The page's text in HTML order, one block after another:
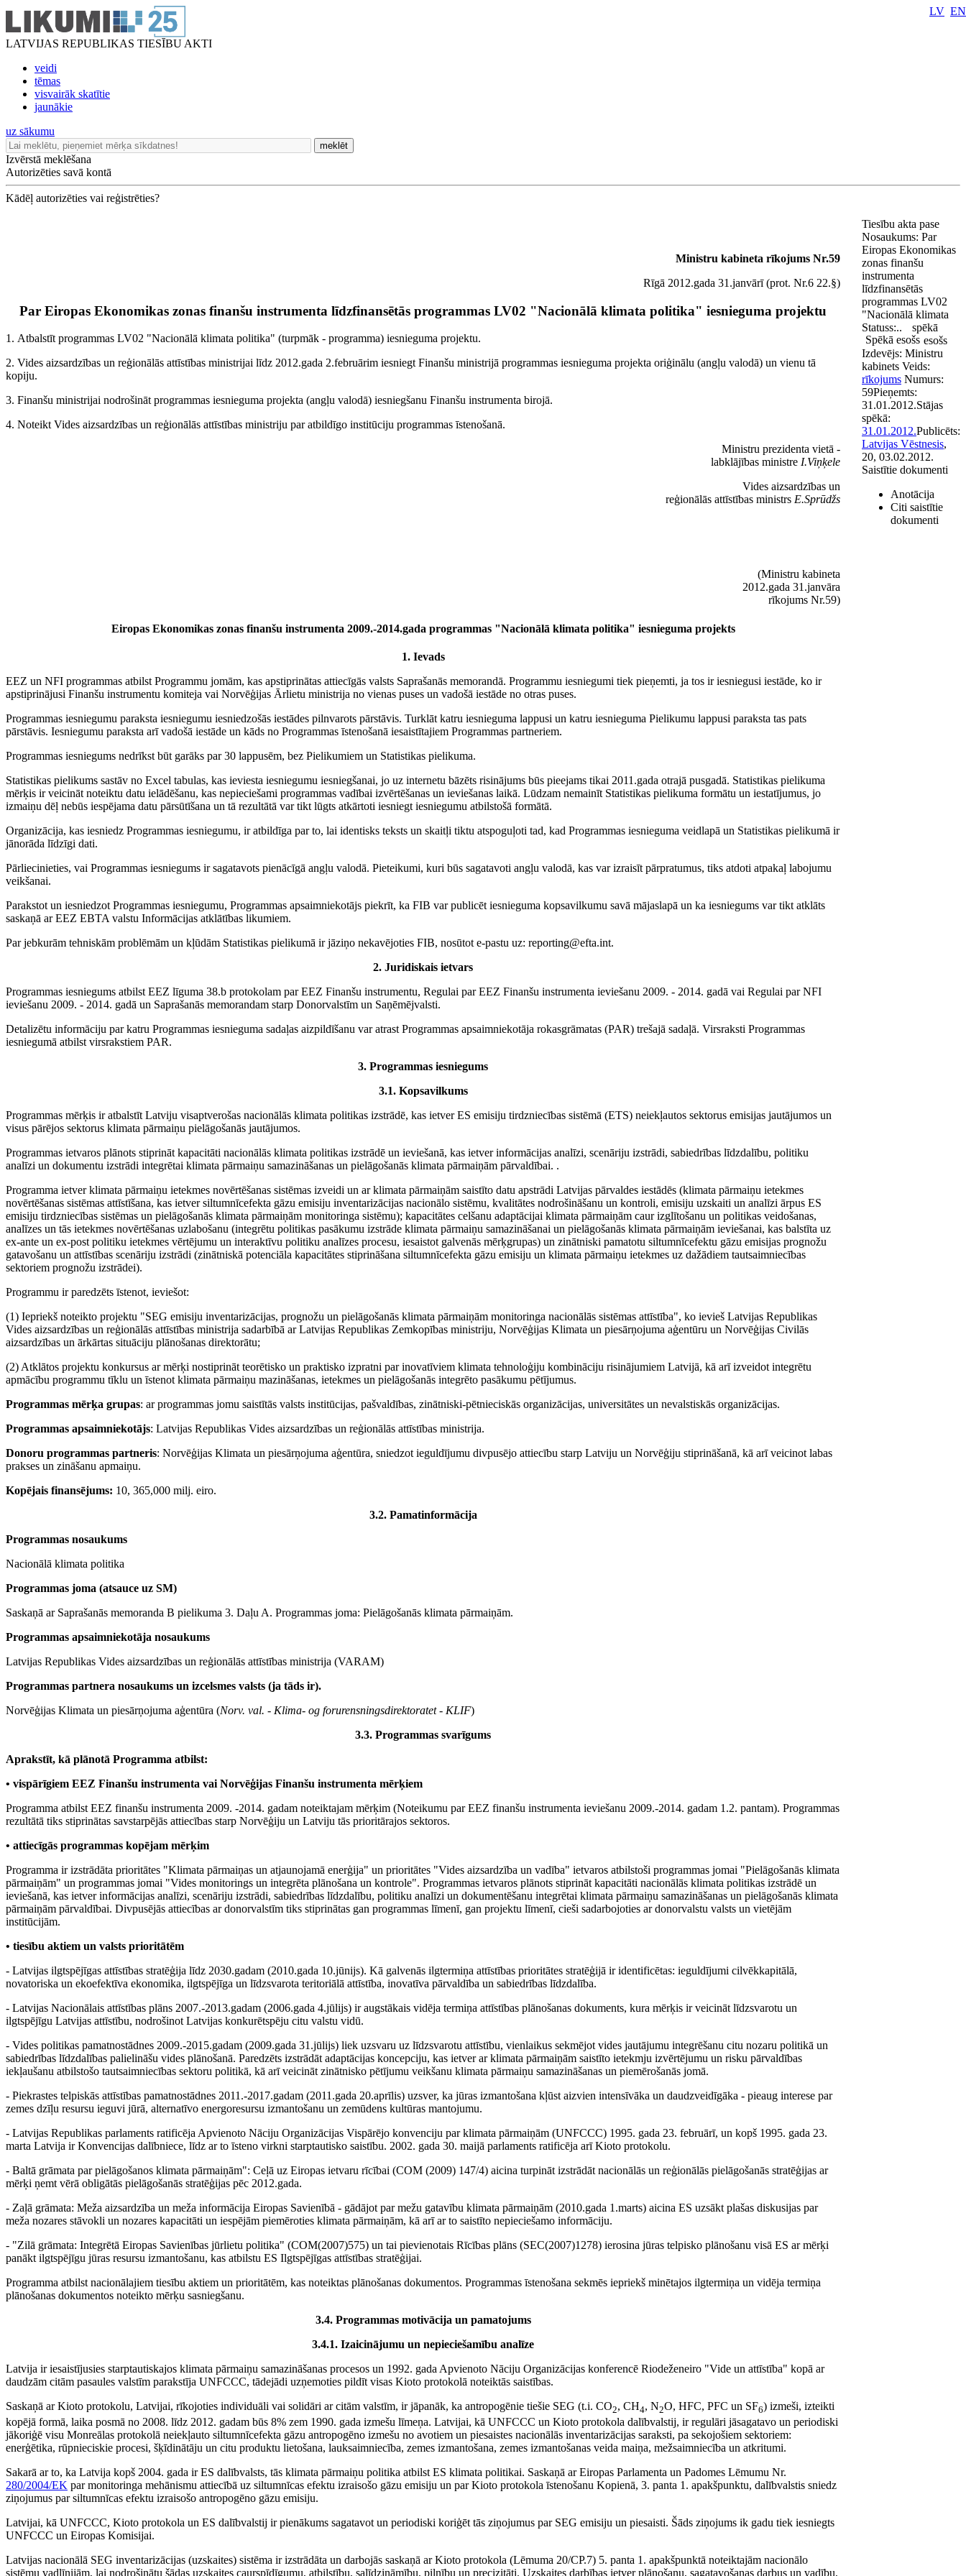
LATVIJAS REPUBLIKAS TIESĪBU AKTI
veidi
tēmas
visvairāk skatītie
jaunākie
LV EN
uz sākumu
meklēt
Izvērstā meklēšana
Autorizēties savā kontā
Kādēļ autorizēties vai reģistrēties?
Ministru kabineta rīkojums Nr.59
Rīgā 2012.gada 31.janvārī (prot. Nr.6 22.§)
Par Eiropas Ekonomikas zonas finanšu instrumenta līdzfinansētās programmas LV02 "Nacionālā klimata politika" iesnieguma projektu
1. Atbalstīt programmas LV02 "Nacionālā klimata politika" (turpmāk - programma) iesnieguma projektu.
2. Vides aizsardzības un reģionālās attīstības ministrijai līdz 2012.gada 2.februārim iesniegt Finanšu ministrijā programmas iesnieguma projekta oriģinālu (angļu valodā) un vienu tā
kopiju.
3. Finanšu ministrijai nodrošināt programmas iesnieguma projekta (angļu valodā) iesniegšanu Finanšu instrumenta birojā.
4. Noteikt Vides aizsardzības un reģionālās attīstības ministriju par atbildīgo institūciju programmas īstenošanā.
Ministru prezidenta vietā -
labklājības ministre I.Viņķele
Vides aizsardzības un
reģionālās attīstības ministrs E.Sprūdžs
(Ministru kabineta
2012.gada 31.janvāra
rīkojums Nr.59)
Eiropas Ekonomikas zonas finanšu instrumenta 2009.-2014.gada programmas "Nacionālā klimata politika" iesnieguma projekts
1. Ievads
EEZ un NFI programmas atbilst Programmu jomām, kas apstiprinātas attiecīgās valsts Saprašanās memorandā. Programmu iesniegumi tiek pieņemti, ja tos ir iesniegusi iestāde, ko ir
apstiprinājusi Finanšu instrumentu komiteja vai Norvēģijas Ārlietu ministrija no vienas puses un vadošā iestāde no otras puses.
Programmas iesniegumu paraksta iesniegumu iesniedzošās iestādes pilnvarots pārstāvis. Turklāt katru iesnieguma lappusi un katru iesnieguma Pielikumu lappusi paraksta tas pats
pārstāvis. Iesniegumu paraksta arī vadošā iestāde un kāds no Programmas īstenošanā iesaistītajiem Programmas partneriem.
Programmas iesniegums nedrīkst būt garāks par 30 lappusēm, bez Pielikumiem un Statistikas pielikuma.
Statistikas pielikums sastāv no Excel tabulas, kas ieviesta iesniegumu iesniegšanai, jo uz internetu bāzēts risinājums būs pieejams tikai 2011.gada otrajā pusgadā. Statistikas pielikuma
mērķis ir veicināt noteiktu datu ielādēšanu, kas nepieciešami programmas vadībai izvērtēšanas un ieviešanas laikā. Lūdzam nemainīt Statistikas pielikuma formātu un iestatījumus, jo
izmaiņu dēļ nebūs iespējama datu pārsūtīšana un tā rezultātā var tikt lūgts atkārtoti iesniegt iesniegumu atbilstošā formātā.
Organizācija, kas iesniedz Programmas iesniegumu, ir atbildīga par to, lai identisks teksts un skaitļi tiktu atspoguļoti tad, kad Programmas iesnieguma veidlapā un Statistikas pielikumā ir
jānorāda līdzīgi dati.
Pārliecinieties, vai Programmas iesniegums ir sagatavots pienācīgā angļu valodā. Pieteikumi, kuri būs sagatavoti angļu valodā, kas var izraisīt pārpratumus, tiks atdoti atpakaļ labojumu
veikšanai.
Parakstot un iesniedzot Programmas iesniegumu, Programmas apsaimniekotājs piekrīt, ka FIB var publicēt iesnieguma kopsavilkumu savā mājaslapā un ka iesniegums var tikt atklāts
saskaņā ar EEZ EBTA valstu Informācijas atklātības likumiem.
Par jebkurām tehniskām problēmām un kļūdām Statistikas pielikumā ir jāziņo nekavējoties FIB, nosūtot e-pastu uz: reporting@efta.int.
2. Juridiskais ietvars
Programmas iesniegums atbilst EEZ līguma 38.b protokolam par EEZ Finanšu instrumentu, Regulai par EEZ Finanšu instrumenta ieviešanu 2009. - 2014. gadā vai Regulai par NFI
ieviešanu 2009. - 2014. gadā un Saprašanās memorandam starp Donorvalstīm un Saņēmējvalsti.
Detalizētu informāciju par katru Programmas iesnieguma sadaļas aizpildīšanu var atrast Programmas apsaimniekotāja rokasgrāmatas (PAR) trešajā sadaļā. Virsraksti Programmas
iesniegumā atbilst virsrakstiem PAR.
3. Programmas iesniegums
3.1. Kopsavilkums
Programmas mērķis ir atbalstīt Latviju visaptverošas nacionālās klimata politikas izstrādē, kas ietver ES emisiju tirdzniecības sistēmā (ETS) neiekļautos sektorus emisijas jautājumos un
visus pārējos sektorus klimata pārmaiņu pielāgošanās jautājumos.
Programmas ietvaros plānots stiprināt kapacitāti nacionālās klimata politikas izstrādē un ieviešanā, kas ietver informācijas analīzi, scenāriju izstrādi, sabiedrības līdzdalību, politiku
analīzi un dokumentu izstrādi integrētai klimata pārmaiņu samazināšanas un pielāgošanās klimata pārmaiņām pārvaldībai. .
Programma ietver klimata pārmaiņu ietekmes novērtēšanas sistēmas izveidi un ar klimata pārmaiņām saistīto datu apstrādi Latvijas pārvaldes iestādēs (klimata pārmaiņu ietekmes
novērtēšanas sistēmas attīstīšana, kas ietver siltumnīcefekta gāzu emisiju inventarizācijas nacionālo sistēmu, kvalitātes nodrošināšanu un kontroli, emisiju uzskaiti un analīzi ārpus ES
emisiju tirdzniecības sistēmas un pielāgošanās klimata pārmaiņām monitoringa sistēmu); kapacitātes celšanu adaptācijai klimata pārmaiņām caur izglītošanu un politikas veidošanas,
analīzes un tās ietekmes novērtēšanas uzlabošanu (integrētu politikas pasākumu izstrāde klimata pārmaiņu samazināšanai un pielāgošanās klimata pārmaiņām ieviešanai, kas balstīta uz
ex-ante un ex-post politiku ietekmes vērtējumu un interaktīvu politiku analīzes procesu, iesaistot galvenās mērķgrupas) un zinātniski pamatotu siltumnīcefektu gāzu emisijas prognožu
gatavošanu un attīstības scenāriju izstrādi (zinātniskā potenciāla kapacitātes stiprināšana siltumnīcefekta gāzu emisiju un klimata pārmaiņu ietekmes uz dažādiem tautsaimniecības
sektoriem prognožu izstrādei).
Programmu ir paredzēts īstenot, ieviešot:
(1) Iepriekš noteikto projektu "SEG emisiju inventarizācijas, prognožu un pielāgošanās klimata pārmaiņām monitoringa nacionālās sistēmas attīstība", ko ievieš Latvijas Republikas
Vides aizsardzības un reģionālās attīstības ministrija sadarbībā ar Latvijas Republikas Zemkopības ministriju, Norvēģijas Klimata un piesārņojuma aģentūru un Norvēģijas Civilās
aizsardzības un ārkārtas situāciju plānošanas direktorātu;
(2) Atklātos projektu konkursus ar mērķi nostiprināt teorētisko un praktisko izpratni par inovatīviem klimata tehnoloģiju kombināciju risinājumiem Latvijā, kā arī izveidot integrētu
apmācību programmu tīklu un īstenot klimata pārmaiņu mazināšanas, ietekmes un pielāgošanās integrēto pasākumu pētījumus.
Programmas mērķa grupas: ar programmas jomu saistītās valsts institūcijas, pašvaldības, zinātniski-pētnieciskās organizācijas, universitātes un nevalstiskās organizācijas.
Programmas apsaimniekotājs: Latvijas Republikas Vides aizsardzības un reģionālās attīstības ministrija.
Donoru programmas partneris: Norvēģijas Klimata un piesārņojuma aģentūra, sniedzot ieguldījumu divpusējo attiecību starp Latviju un Norvēģiju stiprināšanā, kā arī veicinot labas
prakses un zināšanu apmaiņu.
Kopējais finansējums: 10, 365,000 milj. eiro.
3.2. Pamatinformācija
Programmas nosaukums
Nacionālā klimata politika
Programmas joma (atsauce uz SM)
Saskaņā ar Saprašanās memoranda B pielikuma 3. Daļu A. Programmas joma: Pielāgošanās klimata pārmaiņām.
Programmas apsaimniekotāja nosaukums
Latvijas Republikas Vides aizsardzības un reģionālās attīstības ministrija (VARAM)
Programmas partnera nosaukums un izcelsmes valsts (ja tāds ir).
Norvēģijas Klimata un piesārņojuma aģentūra (Norv. val. - Klima- og forurensningsdirektoratet - KLIF)
3.3. Programmas svarīgums
Aprakstīt, kā plānotā Programma atbilst:
• vispārīgiem EEZ Finanšu instrumenta vai Norvēģijas Finanšu instrumenta mērķiem
Programma atbilst EEZ finanšu instrumenta 2009. -2014. gadam noteiktajam mērķim (Noteikumu par EEZ finanšu instrumenta ieviešanu 2009.-2014. gadam 1.2. pantam). Programmas
rezultātā tiks stiprinātas savstarpējās attiecības starp Norvēģiju un Latviju tās prioritārajos sektoros.
• attiecīgās programmas kopējam mērķim
Programma ir izstrādāta prioritātes "Klimata pārmaiņas un atjaunojamā enerģija" un prioritātes "Vides aizsardzība un vadība" ietvaros atbilstoši programmas jomai "Pielāgošanās klimata
pārmaiņām" un programmas jomai "Vides monitorings un integrēta plānošana un kontrole". Programmas ietvaros plānots stiprināt kapacitāti nacionālās klimata politikas izstrādē un
ieviešanā, kas ietver informācijas analīzi, scenāriju izstrādi, sabiedrības līdzdalību, politiku analīzi un dokumentēšanu integrētai klimata pārmaiņu samazināšanas un pielāgošanās klimata
pārmaiņām pārvaldībai. Divpusējās attiecības ar donorvalstīm tiks stiprinātas gan programmas līmenī, gan projektu līmenī, cieši sadarbojoties ar donorvalstu valsts un vietējām
institūcijām.
• tiesību aktiem un valsts prioritātēm
- Latvijas ilgtspējīgas attīstības stratēģija līdz 2030.gadam (2010.gada 10.jūnijs). Kā galvenās ilgtermiņa attīstības prioritātes stratēģijā ir identificētas: ieguldījumi cilvēkkapitālā,
novatoriska un ekoefektīva ekonomika, ilgtspējīga un līdzsvarota teritoriālā attīstība, inovatīva pārvaldība un sabiedrības līdzdalība.
- Latvijas Nacionālais attīstības plāns 2007.-2013.gadam (2006.gada 4.jūlijs) ir augstākais vidēja termiņa attīstības plānošanas dokuments, kura mērķis ir veicināt līdzsvarotu un
ilgtspējīgu Latvijas attīstību, nodrošinot Latvijas konkurētspēju citu valstu vidū.
- Vides politikas pamatnostādnes 2009.-2015.gadam (2009.gada 31.jūlijs) liek uzsvaru uz līdzsvarotu attīstību, vienlaikus sekmējot vides jautājumu integrēšanu citu nozaru politikā un
sabiedrības līdzdalības palielināšu vides plānošanā. Paredzēts izstrādāt adaptācijas koncepciju, kas ietver ar klimata pārmaiņām saistīto ietekmju izvērtējumu un risku pārvaldības
iekļaušanu atbilstošo tautsaimniecības sektoru politikā, kā arī veicināt zinātnisko pētījumu veikšanu klimata pārmaiņu samazināšanas un piemērošanās jomā.
- Piekrastes telpiskās attīstības pamatnostādnes 2011.-2017.gadam (2011.gada 20.aprīlis) uzsver, ka jūras izmantošana kļūst aizvien intensīvāka un daudzveidīgāka - pieaug interese par
zemes dzīļu resursu ieguvi jūrā, alternatīvo energoresursu izmantošanu un zemūdens kultūras mantojumu.
- Latvijas Republikas parlaments ratificēja Apvienoto Nāciju Organizācijas Vispārējo konvenciju par klimata pārmaiņām (UNFCCC) 1995. gada 23. februārī, un kopš 1995. gada 23.
marta Latvija ir Konvencijas dalībniece, līdz ar to īsteno virkni starptautisko saistību. 2002. gada 30. maijā parlaments ratificēja arī Kioto protokolu.
- Baltā grāmata par pielāgošanos klimata pārmaiņām": Ceļā uz Eiropas ietvaru rīcībai (COM (2009) 147/4) aicina turpināt izstrādāt nacionālās un reģionālās pielāgošanās stratēģijas ar
mērķi ņemt vērā obligātās pielāgošanās stratēģijas pēc 2012.gada.
- Zaļā grāmata: Meža aizsardzība un meža informācija Eiropas Savienībā - gādājot par mežu gatavību klimata pārmaiņām (2010.gada 1.marts) aicina ES uzsākt plašas diskusijas par
meža nozares stāvokli un nozares kapacitāti un iespējām piemēroties klimata pārmaiņām, kā arī ar to saistīto nepieciešamo informāciju.
- "Zilā grāmata: Integrētā Eiropas Savienības jūrlietu politika" (COM(2007)575) un tai pievienotais Rīcības plāns (SEC(2007)1278) ierosina jūras telpisko plānošanu visā ES ar mērķi
panākt ilgtspējīgu jūras resursu izmantošanu, kas atbilstu ES Ilgtspējīgas attīstības stratēģijai.
Programma atbilst nacionālajiem tiesību aktiem un prioritātēm, kas noteiktas plānošanas dokumentos. Programmas īstenošana sekmēs iepriekš minētajos ilgtermiņa un vidēja termiņa
plānošanas dokumentos noteikto mērķu sasniegšanu.
3.4. Programmas motivācija un pamatojums
3.4.1. Izaicinājumu un nepieciešamību analīze
Latvija ir iesaistījusies starptautiskajos klimata pārmaiņu samazināšanas procesos un 1992. gada Apvienoto Nāciju Organizācijas konferencē Riodeženeiro "Vide un attīstība" kopā ar
daudzām citām pasaules valstīm parakstīja UNFCCC, tādejādi uzņemoties pildīt visas Kioto protokolā noteiktās saistības.
Saskaņā ar Kioto protokolu, Latvijai, rīkojoties individuāli vai solidāri ar citām valstīm, ir jāpanāk, ka antropogēnie tiešie SEG (t.i. CO2, CH4, N2O, HFC, PFC un SF6) izmeši, izteikti
kopējā formā, laika posmā no 2008. līdz 2012. gadam būs 8% zem 1990. gada izmešu līmeņa. Latvijai, kā UNFCCC un Kioto protokola dalībvalstij, ir regulāri jāsagatavo un periodiski
jākoriģē visu Monreālas protokolā neiekļauto siltumnīcefekta gāzu antropogēno izmešu no avotiem un piesaistes nacionālās inventarizācijas saraksti, pa sekojošiem sektoriem:
enerģētika, rūpnieciskie procesi, šķīdinātāju un citu produktu lietošana, lauksaimniecība, zemes izmantošana, zemes izmantošanas veida maiņa, mežsaimniecība un atkritumi.
Sakarā ar to, ka Latvija kopš 2004. gada ir ES dalībvalsts, tās klimata pārmaiņu politika atbilst ES klimata politikai. Saskaņā ar Eiropas Parlamenta un Padomes Lēmumu Nr.
280/2004/EK par monitoringa mehānismu attiecībā uz siltumnīcas efektu izraisošo gāzu emisiju un par Kioto protokola īstenošanu Kopienā, 3. panta 1. apakšpunktu, dalībvalstis sniedz
ziņojumus par siltumnīcas efektu izraisošo antropogēno gāzu emisiju.
Latvijai, kā UNFCCC, Kioto protokola un ES dalībvalstij ir pienākums sagatavot un periodiski koriģēt tās ziņojumus par SEG emisiju un piesaisti. Šāds ziņojums ik gadu tiek iesniegts
UNFCCC un Eiropas Komisijai.
Latvijas nacionālā SEG inventarizācijas (uzskaites) sistēma ir izstrādāta un darbojās saskaņā ar Kioto protokola (Lēmuma 20/CP.7) 5. panta 1. apakšpunktā noteiktajām nacionālo
sistēmu vadlīnijām, lai nodrošinātu šādas uzskaites caurspīdīgumu, atbilstību, salīdzināmību, pilnību un precizitāti. Uzskaites darbības ietver plānošanu, sagatavošanas darbus un vadību,
Tiesību akta pase
Nosaukums: Par
Eiropas Ekonomikas
zonas finanšu
instrumenta
līdzfinansētās
programmas LV02
"Nacionālā klimata
..
Statuss:
Spēkā esošs
spēkā
esošs
Izdevējs: Ministru
kabinets Veids:
rīkojums Numurs:
59Pieņemts:
31.01.2012.Stājas
spēkā:
31.01.2012.Publicēts:
Latvijas Vēstnesis,
20, 03.02.2012.
Saistītie dokumenti
Anotācija
Citi saistītie
dokumenti